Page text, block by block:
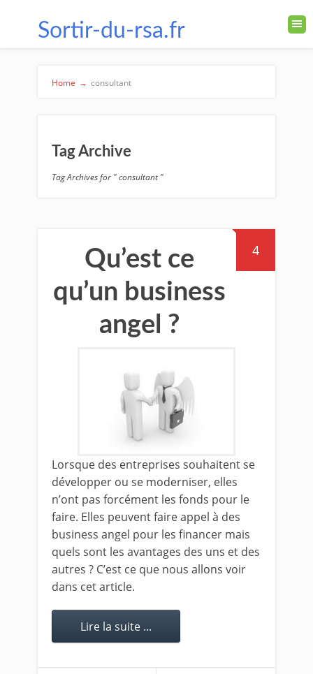
Sortir-du-rsa.fr
Home → consultant
Tag Archive
Tag Archives for " consultant "
4
Qu’est ce
qu’un business
angel ?
Lorsque des entreprises souhaitent se
développer ou se moderniser, elles
n’ont pas forcément les fonds pour le
faire. Elles peuvent faire appel à des
business angel pour les financer mais
quels sont les avantages des uns et des
autres ? C’est ce que nous allons voir
dans cet article.
Lire la suite ...